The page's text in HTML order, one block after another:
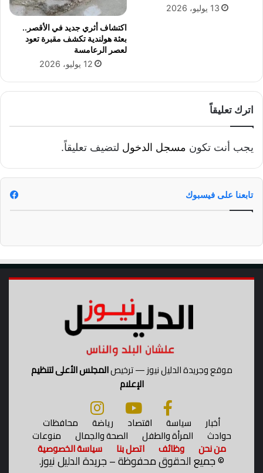
13 يوليو، 2026
اكتشاف أثري جديد في الأقصر..
بعثة هولندية تكشف مقبرة تعود
لعصر الرعامسة
12 يوليو، 2026
اترك تعليقاً
يجب أنت تكون مسجل الدخول لتضيف تعليقاً.
تابعنا على فيسبوك
موقع وجريدة الدليل نيوز — ترخيصالمجلس الأعلى لتنظيم
الإعلام
أخبار سياسة اقتصاد رياضة محافظات
حوادث المرأة والطفل الصحة والجمال منوعات
من نحن وظائف اتصل بنا سياسة الخصوصية
©جميع الحقوق محفوظة – جريدة الدليل نيوز.